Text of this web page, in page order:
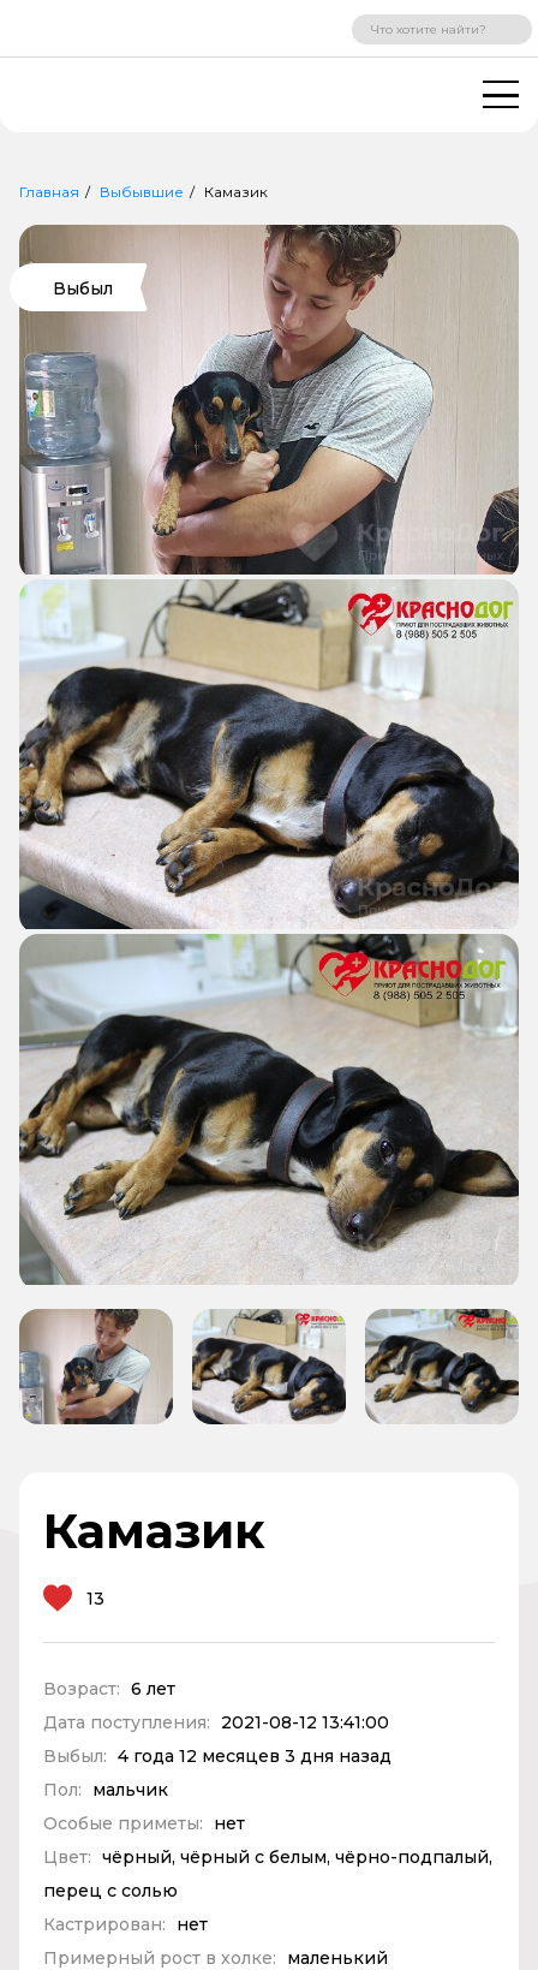
ВХОД РЕГИСТРАЦИЯ
Главная Выбывшие Камазик
Выбыл
Камазик
13
Возраст: 6 лет
Дата поступления:
2021-08-12 13:41:00
Выбыл: 4 года 12 месяцев 3 дня назад
Пол:
мальчик
Особые приметы:
нет
Цвет: чёрный, чёрный с белым, чёрно-подпалый,
перец с солью
Кастрирован:
нет
Примерный рост в холке:
маленький